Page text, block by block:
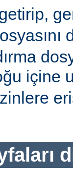
getirip,
içine